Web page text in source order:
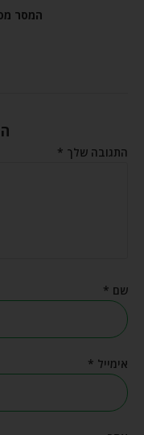
המסר מספר 1
התגובה שלך *
שם *
אימייל *